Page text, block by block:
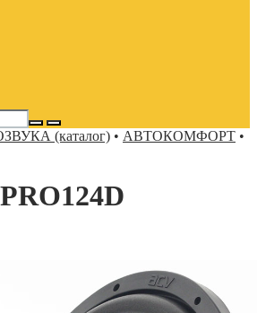
(каталог) • АВТОКОМФОРТ •